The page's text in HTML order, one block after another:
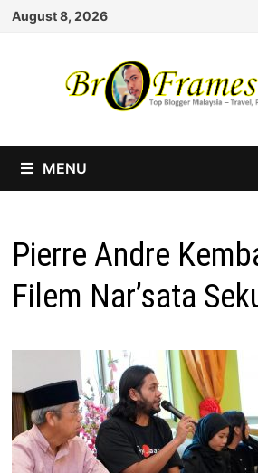
Skip
August 8, 2026
MENU
Pierre Andre
Filem Nar’sata